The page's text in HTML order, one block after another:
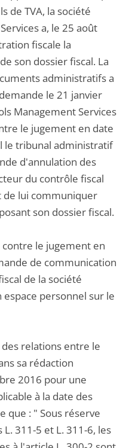
de TVA, la société
a, le 25 août
fiscale la
son dossier fiscal. La
administratifs a
le 21 janvier
Management Services
le jugement en date
le tribunal administratif
d'annulation des
du contrôle fiscal
de lui communiquer
son dossier fiscal.
contre le jugement en
de communication
de la société
personnel sur le
relations entre le
sa rédaction
2016 pour une
à la date des
que : " Sous réserve
311-5 et L. 311-6, les